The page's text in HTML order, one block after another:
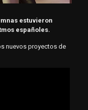
estuvieron
españoles.
nuevos proyectos de